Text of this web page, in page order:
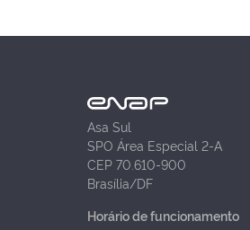
Asa Sul
SPO Área Especial 2-A
CEP 70.610-900
Brasília/DF
Horário de funcionamento